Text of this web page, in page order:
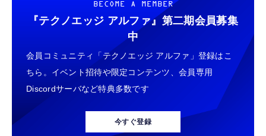
BECOME A MEMBER
『テクノエッジ アルファ』 第二期会員募集
中
会員コミュニティ「テクノエッジ アルファ」登録はこ
ちら。イベント招待や限定コンテンツ、会員専用
Discordサーバなど特典多数です
今すぐ登録